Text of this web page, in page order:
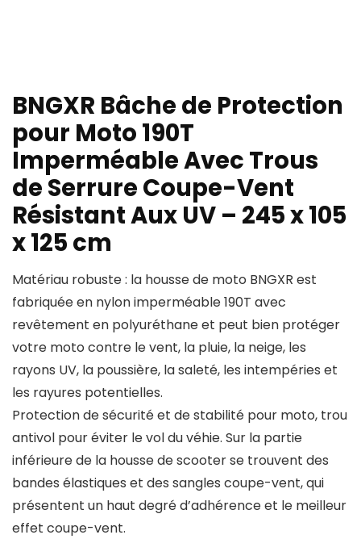
BNGXR Bâche de Protection
pour Moto 190T
Imperméable Avec Trous
de Serrure Coupe-Vent
Résistant Aux UV – 245 x 105
x 125 cm
Matériau robuste : la housse de moto BNGXR est
fabriquée en nylon imperméable 190T avec
revêtement en polyuréthane et peut bien protéger
votre moto contre le vent, la pluie, la neige, les
rayons UV, la poussière, la saleté, les intempéries et
les rayures potentielles.
Protection de sécurité et de stabilité pour moto, trou
antivol pour éviter le vol du véhie. Sur la partie
inférieure de la housse de scooter se trouvent des
bandes élastiques et des sangles coupe-vent, qui
présentent un haut degré d’adhérence et le meilleur
effet coupe-vent.